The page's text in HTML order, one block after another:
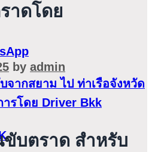
าดโดย
by admin
บตราด สำหรับ